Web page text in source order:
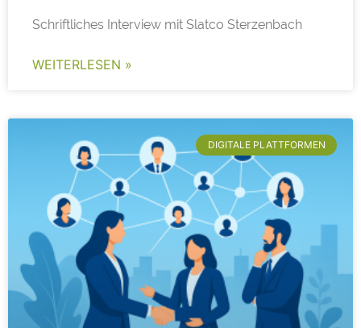
Schriftliches Interview mit Slatco Sterzenbach
WEITERLESEN »
DIGITALE PLATTFORMEN